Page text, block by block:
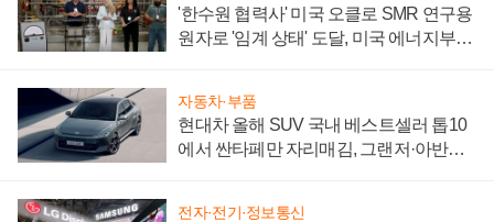
'한수원 협력사' 미국 오클로 SMR 연구용
원자로 '임계 상태' 도달, 미국 에너지부
자동차·부품
현대차 올해 SUV 국내 베스트셀러 톱10
에서 싼타페만 자리매김, 그랜저·아반떼
전자·전기·정보통신